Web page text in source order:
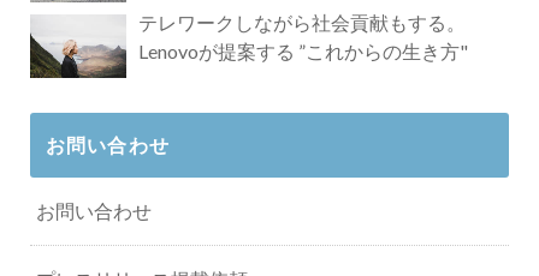
テレワークしながら社会貢献もする。
Lenovoが提案する ”これからの生き方"
お問い合わせ
お問い合わせ